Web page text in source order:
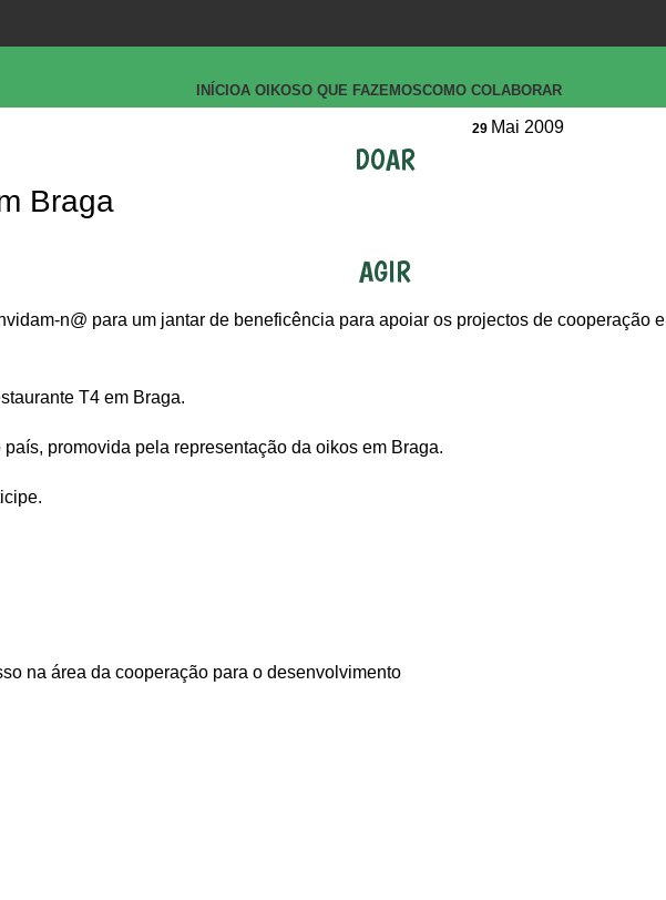
INÍCIOA OIKOSO QUE FAZEMOSCOMO COLABORAR
DOAR
AGIR
Braga
29 Mai 2009
n@ para um jantar de beneficência para apoiar os projectos de cooperação e
T4 em Braga.
promovida pela representação da oikos em Braga.
na área da cooperação para o desenvolvimento